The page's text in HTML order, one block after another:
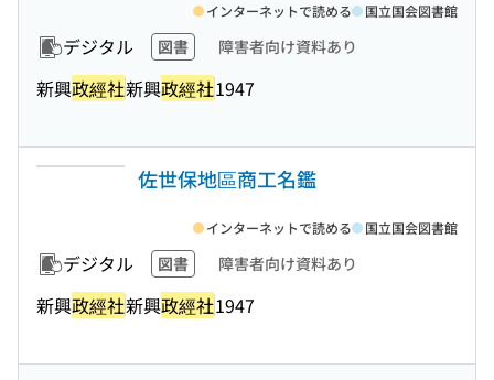
デジタル 図書 障害者向け資料あり
新興政經社新興政經社1947
インターネットで読める 国立国会図書館
佐世保地區商工名鑑
デジタル 図書 障害者向け資料あり
新興政經社新興政經社1947
インターネットで読める 国立国会図書館